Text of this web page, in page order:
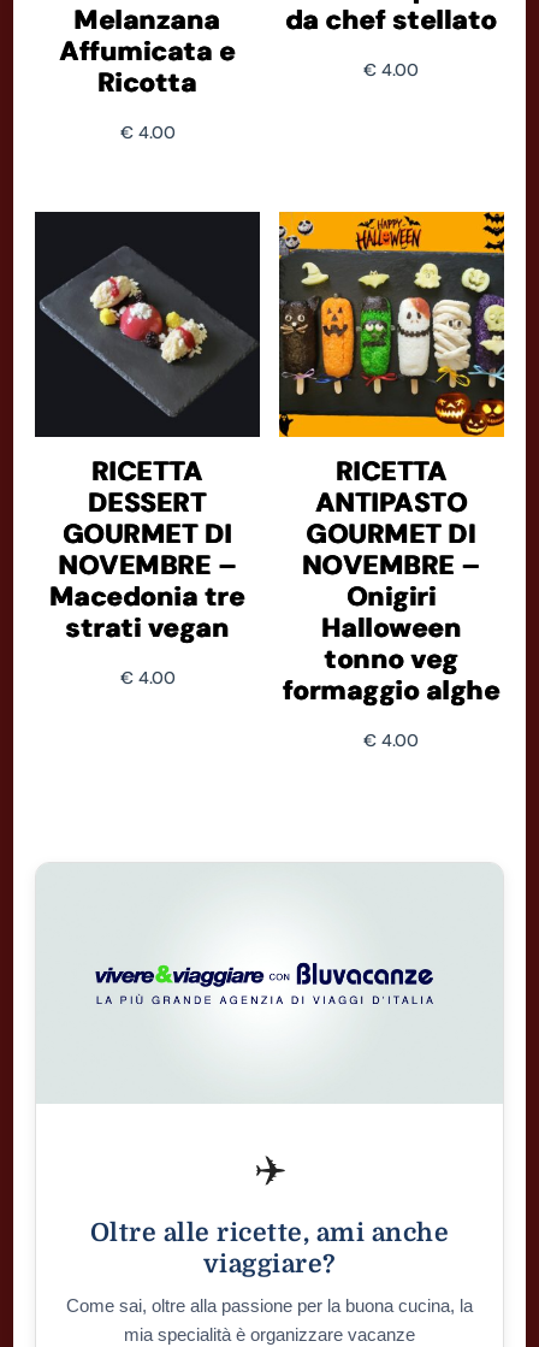
Melanzana
Affumicata e
Ricotta
€4.00
da chef stellato
€ 4.00
RICETTA
DESSERT
GOURMET DI
NOVEMBRE –
Macedonia tre
strati vegan
€4.00
RICETTA
ANTIPASTO
GOURMET DI
NOVEMBRE –
Onigiri
Halloween
tonno veg
formaggio alghe
€ 4.00
✈️
Oltre alle ricette, ami anche
viaggiare?
Come sai, oltre alla passione per la buona cucina, la
mia specialità è organizzare vacanze